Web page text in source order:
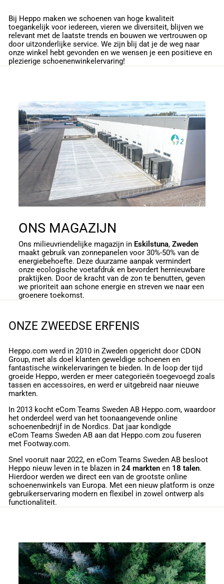
Bij Heppo maken we schoenen van hoge kwaliteit
toegankelijk voor iedereen, vieren we diversiteit, blijven we
relevant met de laatste trends en bouwen we vertrouwen op
door uitzonderlijke service. We zijn blij dat je de weg naar
onze winkel hebt gevonden en we wensen je een positieve en
plezierige schoenenwinkelervaring!
ONS MAGAZIJN
Ons milieuvriendelijke magazijn in Eskilstuna, Zweden
maakt gebruik van zonnepanelen voor 30%-50% van de
energiebehoefte. Deze duurzame aanpak vermindert
onze ecologische voetafdruk en bevordert hernieuwbare
praktijken. Door de kracht van de zon te benutten, geven
we prioriteit aan schone energie en streven we naar een
groenere toekomst.
ONZE ZWEEDSE ERFENIS
Heppo.com werd in 2010 in Zweden opgericht door CDON
Group, met als doel klanten geweldige schoenen en
fantastische winkelervaringen te bieden. In de loop der tijd
groeide Heppo, werden er meer categorieën toegevoegd zoals
tassen en accessoires, en werd er uitgebreid naar nieuwe
markten.
In 2013 kocht eCom Teams Sweden AB Heppo.com, waardoor
het onderdeel werd van het toonaangevende online
schoenenbedrijf in de Nordics. Dat jaar kondigde
eCom Teams Sweden AB aan dat Heppo.com zou fuseren
met Footway.com.
Snel vooruit naar 2022, en eCom Teams Sweden AB besloot
Heppo nieuw leven in te blazen in 24 markten en 18 talen.
Hierdoor werden we direct een van de grootste online
schoenenwinkels van Europa. Met een nieuw platform is onze
gebruikerservaring modern en flexibel in zowel ontwerp als
functionaliteit.